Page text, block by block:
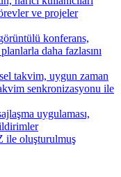
ve projeler
konferans,
daha fazlasını
takvim, uygun zaman
senkronizasyonu ile
uygulaması,
ile oluşturulmuş